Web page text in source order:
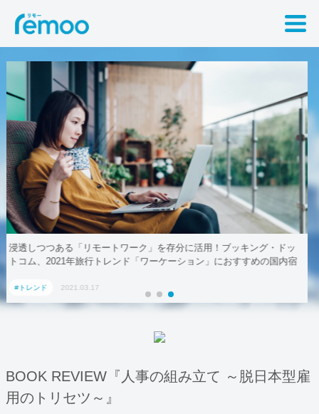
ドッ
内宿
テレワークでも取引先に贈れる「リモート手土産」、AoyamaLab
#トレンド
BOOK REVIEW『人事の組み立て ～脱日本型雇
用のトリセツ～』